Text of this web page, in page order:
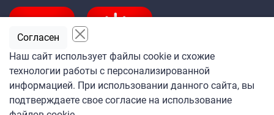
Подпишитесь
на ежедневную рассылку
«Кабельщика»
Наш сайт использует файлы cookie и схожие
технологии работы с персонализированной
информацией. При использовании данного сайта, вы
подтверждаете свое согласие на использование
Согласен